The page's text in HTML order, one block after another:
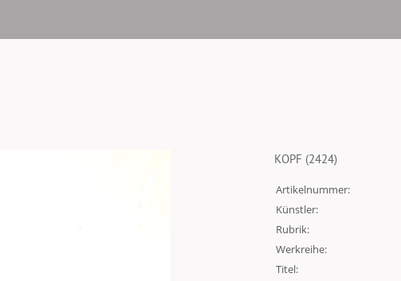
KOPF (2424)
Artikelnummer:
Künstler:
Rubrik:
Werkreihe:
Titel: